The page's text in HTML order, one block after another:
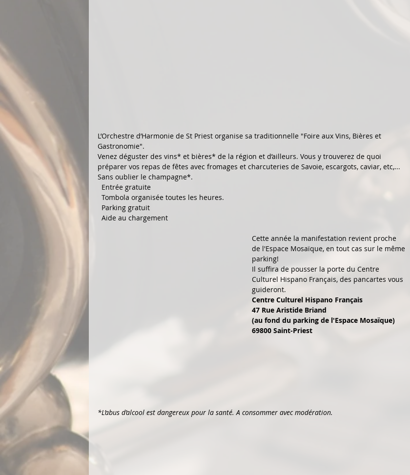
L’Orchestre d’Harmonie de St Priest organise sa traditionnelle "Foire aux Vins, Bières et
Gastronomie".
Venez déguster des vins* et bières* de la région et d’ailleurs. Vous y trouverez de quoi
préparer vos repas de fêtes avec fromages et charcuteries de Savoie, escargots, caviar, etc,...
Sans oublier le champagne*.
  Entrée gratuite
  Tombola organisée toutes les heures.
  Parking gratuit
  Aide au chargement
Cette année la manifestation revient proche
de l'Espace Mosaïque, en tout cas sur le même
parking!
Il suffira de pousser la porte du Centre
Culturel Hispano Français, des pancartes vous
guideront.
Centre Culturel Hispano Français
47 Rue Aristide Briand
(au fond du parking de l'Espace Mosaïque)
69800 Saint-Priest
*L’abus d’alcool est dangereux pour la santé. A consommer avec modération.